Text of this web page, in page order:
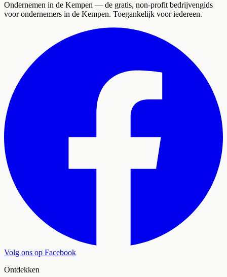
Ondernemen in de Kempen — de gratis, non-profit bedrijvengids
voor ondernemers in de Kempen. Toegankelijk voor iedereen.
Volg ons op Facebook
Ontdekken